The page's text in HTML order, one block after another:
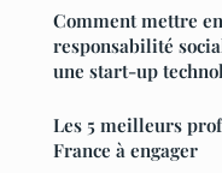
Comment mettre
responsabilité
une start-up
Les 5 meilleurs
France à engager